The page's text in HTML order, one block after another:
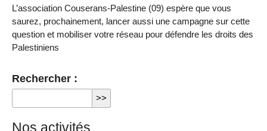
L’association Couserans-Palestine (09) espère que vous
saurez, prochainement, lancer aussi une campagne sur cette
question et mobiliser votre réseau pour défendre les droits des
Palestiniens
Rechercher :
Nos activités